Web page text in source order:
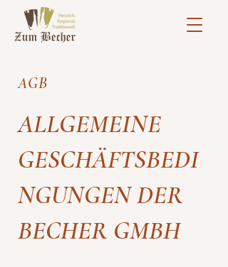
AGB
ALLGEMEINE
GESCHÄFTSBEDI
NGUNGEN DER
BECHER GMBH